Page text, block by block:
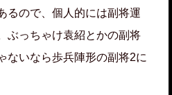
るので、個人的には副将運
ぶっちゃけ袁紹とかの副将
ないなら歩兵陣形の副将2に